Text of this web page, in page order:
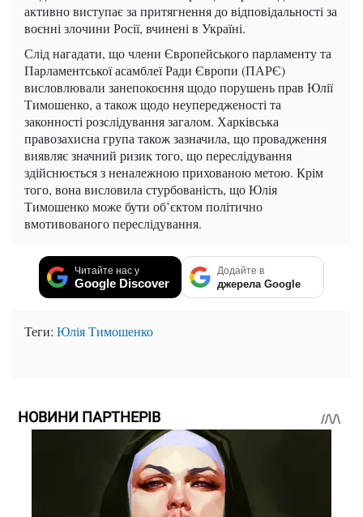
активно виступає за притягнення до відповідальності за
воєнні злочини Росії, вчинені в Україні.
Слід нагадати, що члени Європейського парламенту та
Парламентської асамблеї Ради Європи (ПАРЄ)
висловлювали занепокоєння щодо порушень прав Юлії
Тимошенко, а також щодо неупередженості та
законності розслідування загалом. Харківська
правозахисна група також зазначила, що провадження
виявляє значний ризик того, що переслідування
здійснюється з неналежною прихованою метою. Крім
того, вона висловила стурбованість, що Юлія
Тимошенко може бути об’єктом політично
вмотивованого переслідування.
Читайте нас у
Google Discover
Додайте в
джерела Google
Теги: Юлія Тимошенко
НОВИНИ ПАРТНЕРІВ